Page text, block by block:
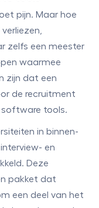
pijn. Maar hoe
zelfs een meester
waarmee
zijn dat een
de recruitment
tools.
in binnen-
en
Deze
pakket dat
een deel van het